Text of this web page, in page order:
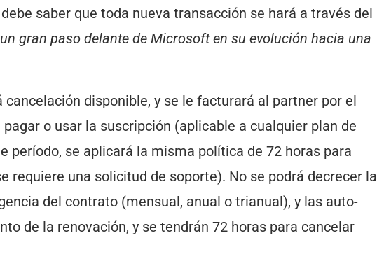
saber que toda nueva transacción se hará a través del
gran paso delante de Microsoft en su evolución hacia una
disponible, y se le facturará al partner por el
o usar la suscripción (aplicable a cualquier plan de
período, se aplicará la misma política de 72 horas para
requiere una solicitud de soporte). No se podrá decrecer la
del contrato (mensual, anual o trianual), y las auto-
de la renovación, y se tendrán 72 horas para cancelar